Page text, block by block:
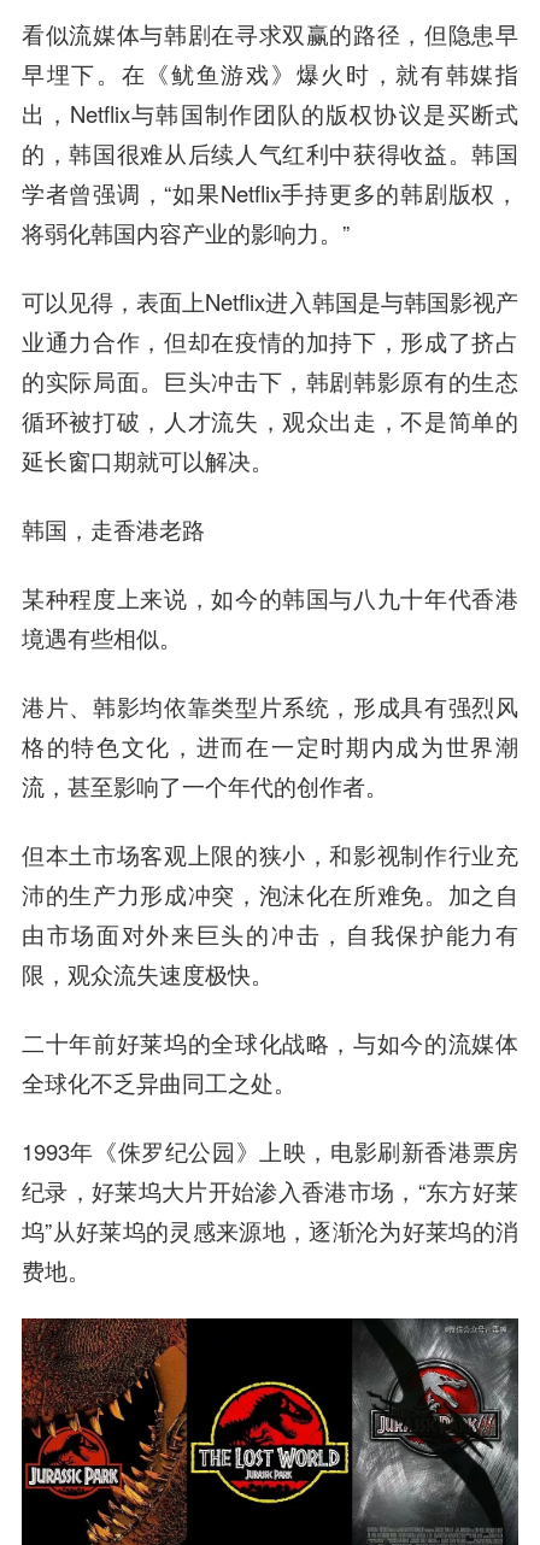
看似流媒体与韩剧在寻求双赢的路径，但隐患早
早埋下。在《鱿鱼游戏》爆火时，就有韩媒指
出，Netflix与韩国制作团队的版权协议是买断式
的，韩国很难从后续人气红利中获得收益。韩国
学者曾强调，“如果Netflix手持更多的韩剧版权，
将弱化韩国内容产业的影响力。”
可以见得，表面上Netflix进入韩国是与韩国影视产
业通力合作，但却在疫情的加持下，形成了挤占
的实际局面。巨头冲击下，韩剧韩影原有的生态
循环被打破，人才流失，观众出走，不是简单的
延长窗口期就可以解决。
韩国，走香港老路
某种程度上来说，如今的韩国与八九十年代香港
境遇有些相似。
港片、韩影均依靠类型片系统，形成具有强烈风
格的特色文化，进而在一定时期内成为世界潮
流，甚至影响了一个年代的创作者。
但本土市场客观上限的狭小，和影视制作行业充
沛的生产力形成冲突，泡沫化在所难免。加之自
由市场面对外来巨头的冲击，自我保护能力有
限，观众流失速度极快。
二十年前好莱坞的全球化战略，与如今的流媒体
全球化不乏异曲同工之处。
1993年《侏罗纪公园》上映，电影刷新香港票房
纪录，好莱坞大片开始渗入香港市场，“东方好莱
坞”从好莱坞的灵感来源地，逐渐沦为好莱坞的消
费地。